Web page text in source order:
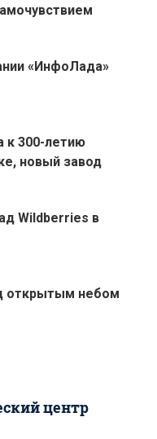
«ИнфоЛада»
к 300-летию
новый завод
Wildberries в
открытым небом
центр